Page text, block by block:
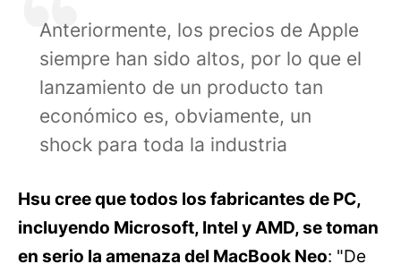
Anteriormente, los precios de Apple
siempre han sido altos, por lo que el
lanzamiento de un producto tan
económico es, obviamente, un
shock para toda la industria
Hsu cree que todos los fabricantes de PC,
incluyendo Microsoft, Intel y AMD, se toman
en serio la amenaza del MacBook Neo: "De